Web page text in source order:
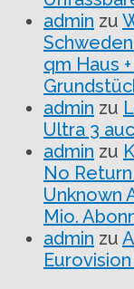
admin zu
qm Haus
admin zu
Ultra 3
admin zu
No
Unknown
Mio.
admin zu